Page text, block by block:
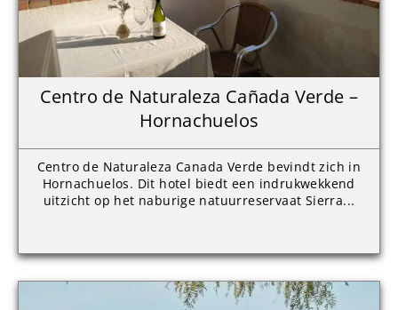
Centro de Naturaleza Cañada Verde –
Hornachuelos
Centro de Naturaleza Canada Verde bevindt zich in
Hornachuelos. Dit hotel biedt een indrukwekkend
uitzicht op het naburige natuurreservaat Sierra...